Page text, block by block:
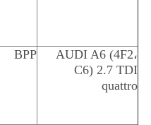
AUDI A6 (4F2،
C6) 2.7 TDI
quattro
BPP